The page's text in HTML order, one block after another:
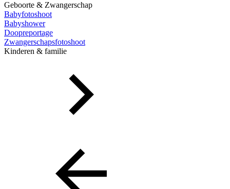
Geboorte & Zwangerschap
Babyfotoshoot
Babyshower
Doopreportage
Zwangerschapsfotoshoot
Kinderen & familie